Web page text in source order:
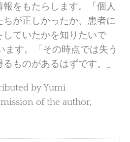
報をもたらします。「個人
が正しかったか、患者に
していたかを知りたいで
ます。「その時点では失う
ものがあるはずです。」
by Yumi
of the author,